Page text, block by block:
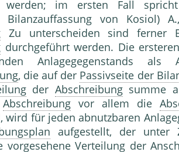
werden; im ersten Fall
Bilanzauffassung von Kosiol)
Zu unterscheiden sind
durchgeführt werden. Die
Anlagegegenstands
, die auf der Passivseite der
der Abschreibungsumme
Abschreibung vor allem die
wird für jeden abnutzbaren
aufgestellt, der unter
vorgeseheneVerteilung der